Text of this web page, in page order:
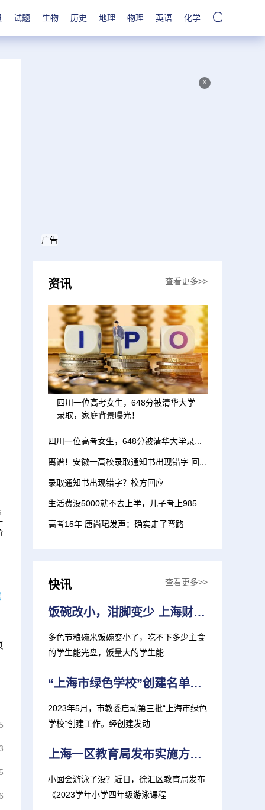
试题 生物 历史 地理 物理 英语 化学
x
广告
资讯 查看更多>>
四川一位高考女生，648分被清华大学
录取，家庭背景曝光！
四川一位高考女生，648分被清华大学录取，家庭背景曝光！
离谱！安徽一高校录取通知书出现错字 回应：印刷的时候出现了一点小失误
录取通知书出现错字？校方回应
生活费没5000就不去上学，儿子考上985大学，提任性要求愁坏父母
高考15年 唐尚珺发声：确实走了弯路
快讯 查看更多>>
饭碗改小，泔脚变少 上海财大节粮在行动
多色节粮碗米饭碗变小了，吃不下多少主食
的学生能光盘，饭量大的学生能
“上海市绿色学校”创建名单（第三批）公示！这些学校入选
2023年5月，市教委启动第三批“上海市绿色
学校”创建工作。经创建发动
上海一区教育局发布实施方案！小学四年级开设游泳课
小囡会游泳了没？近日，徐汇区教育局发布
《2023学年小学四年级游泳课程